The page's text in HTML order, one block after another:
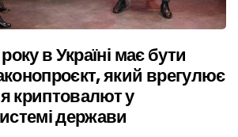
в Україні має бути
який врегулює
криптовалют у
держави